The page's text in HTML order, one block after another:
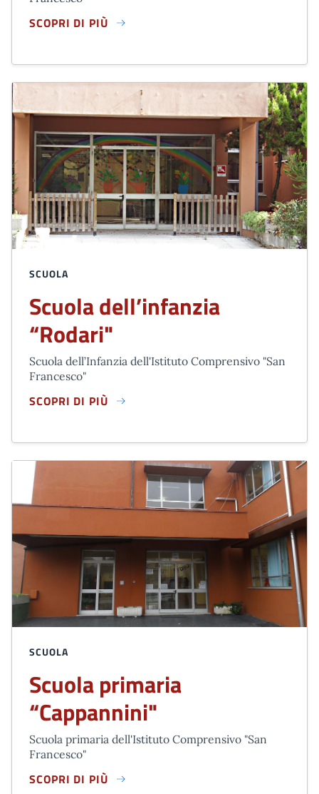
SCOPRI DI PIÙ
SCUOLA DELL’INFANZIA “I. SBRISCIA FIORETTI"
SCUOLA
Scuola dell’infanzia
“Rodari"
Scuola dell’Infanzia dell'Istituto Comprensivo "San
Francesco"
SCOPRI DI PIÙ
SCUOLA DELL’INFANZIA “RODARI"
SCUOLA
Scuola primaria
“Cappannini"
Scuola primaria dell'Istituto Comprensivo "San
Francesco"
SCOPRI DI PIÙ
SCUOLA PRIMARIA “CAPPANNINI"